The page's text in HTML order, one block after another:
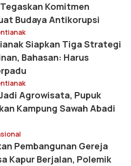
Komitmen
Budaya Antikorupsi
Siapkan Tiga Strategi
Bahasan: Harus
Agrowisata, Pupuk
Kampung Sawah Abadi
Pembangunan Gereja
Kapur Berjalan, Polemik